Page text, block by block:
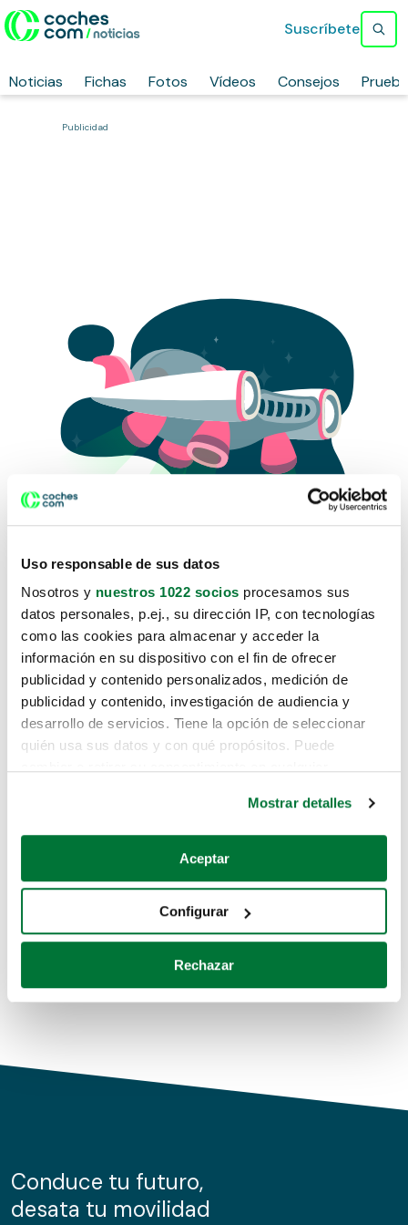
Uso responsable de sus datos
Nosotros y nuestros 1022 socios procesamos sus
datos personales, p.ej., su dirección IP, con tecnologías
como las cookies para almacenar y acceder la
información en su dispositivo con el fin de ofrecer
publicidad y contenido personalizados, medición de
publicidad y contenido, investigación de audiencia y
desarrollo de servicios. Tiene la opción de seleccionar
quién usa sus datos y con qué propósitos. Puede
Si lo permite, también quisiéramos:
Recopilar información sobre su ubicación geográfica
Identificar su dispositivo analizándolo activamente
para buscar características específicas (huellas
Obtenga más información sobre cómo se procesan sus
de cookies.
información sobre el uso que haga del sitio web con
nuestros partners de redes sociales, publicidad y análisis
Mostrar detalles
Aceptar
Configurar
Rechazar
Noticias Fichas Fotos Vídeos Consejos
Suscríbete
Publicidad
Lo sentimos, no sabemos como
te hemos traido hasta aquí.
Pero puedes encontrar el coche que estás
buscando en alguno de estos enlaces:
Coches de segunda mano
Coches de km0
Conduce tu futuro,
desata tu movilidad